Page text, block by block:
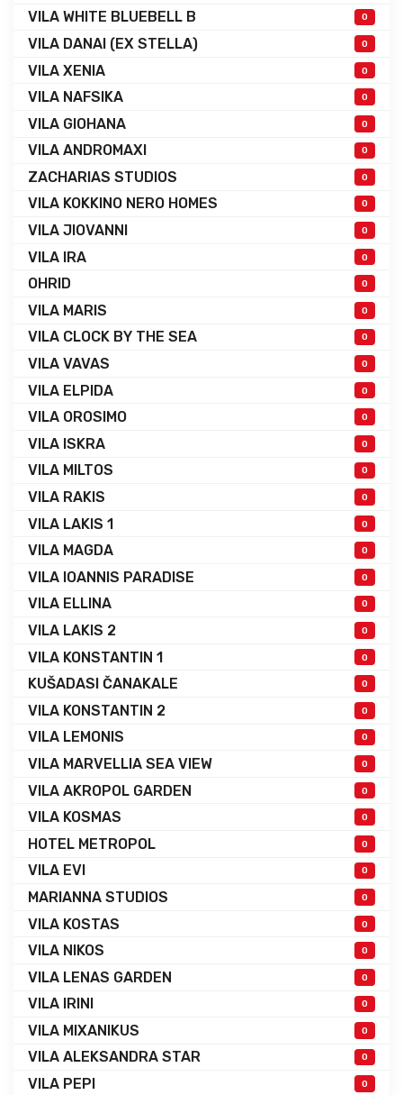
VILA WHITE BLUEBELL B 0
VILA DANAI (EX STELLA) 0
VILA XENIA 0
VILA NAFSIKA 0
VILA GIOHANA 0
VILA ANDROMAXI 0
ZACHARIAS STUDIOS 0
VILA KOKKINO NERO HOMES 0
VILA JIOVANNI 0
VILA IRA 0
OHRID 0
VILA MARIS 0
VILA CLOCK BY THE SEA 0
VILA VAVAS 0
VILA ELPIDA 0
VILA OROSIMO 0
VILA ISKRA 0
VILA MILTOS 0
VILA RAKIS 0
VILA LAKIS 1 0
VILA MAGDA 0
VILA IOANNIS PARADISE 0
VILA ELLINA 0
VILA LAKIS 2 0
VILA KONSTANTIN 1 0
KUŠADASI ČANAKALE 0
VILA KONSTANTIN 2 0
VILA LEMONIS 0
VILA MARVELLIA SEA VIEW 0
VILA AKROPOL GARDEN 0
VILA KOSMAS 0
HOTEL METROPOL 0
VILA EVI 0
MARIANNA STUDIOS 0
VILA KOSTAS 0
VILA NIKOS 0
VILA LENAS GARDEN 0
VILA IRINI 0
VILA MIXANIKUS 0
VILA ALEKSANDRA STAR 0
VILA PEPI 0